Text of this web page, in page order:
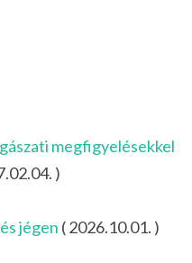
megfigyelésekkel
)
jégen ( 2026.10.01. )